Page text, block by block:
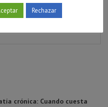
crónica: Cuando cuesta
Rechazar